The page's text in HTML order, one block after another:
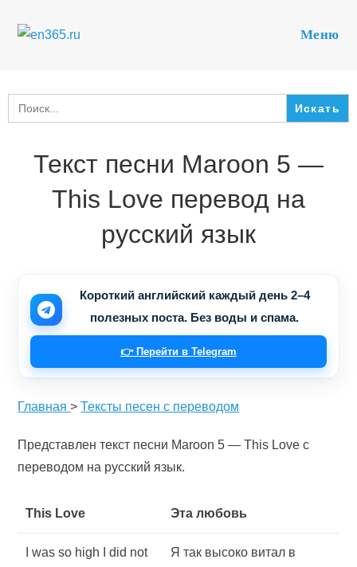
Меню
Search
for:
Текст песни Maroon 5 —
This Love перевод на
русский язык
Короткий английский каждый день 2–4
полезных поста. Без воды и спама.
👉 Перейти в Telegram
Главная>Тексты песен с переводом
Представлен текст песни Maroon 5 — This Love с
переводом на русский язык.
This Love Эта любовь
I was so high I did not
Я так высоко витал в